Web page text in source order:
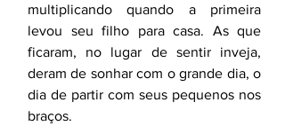
multiplicando quando a primeira
levou seu filho para casa. As que
ficaram, no lugar de sentir inveja,
deram de sonhar com o grande dia, o
dia de partir com seus pequenos nos
braços.